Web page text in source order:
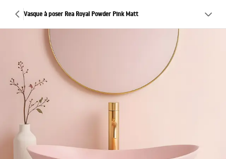
Vasque à poser Rea Royal Powder Pink Matt